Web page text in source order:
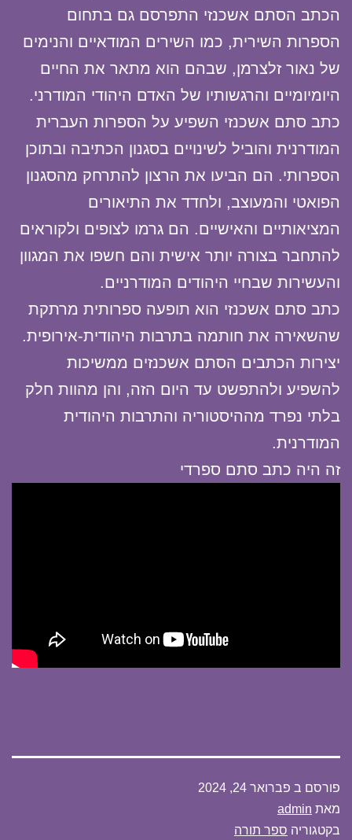
הכתב הסתם אשכנזי התפרסם גם בתחום
הספרות השירית, כמו השירים המודאיים והנימים
של נאור זלצרמן, שבהם הוא מתאר את החיים
היומיומיים והרגשותיו של האדם היהודי המודרני.
כתב סתם אשכנזי השפיע על הספרות העברית
המודרנית והוביל לשינויים בסגנון הכתיבה ובתוכן
הספרותי. הם הביעו את הרצון להתרחק מהסגנון
הפואטי והמעוצב, ולחדד את התיאורים
המציאותיים והאישיים. הם גרמו לצופים ולקוראים
להתחבר בצורה יותר אישית והם חשפו את המגוון
והעשירות שבחיי היהודים המודרניים.
כתב סתם אשכנזי הוא תופעה ספרותית מרתקת
שהשאירה את חותמה בתרבות היהודית-אירופית.
יצירות הכתבים הסתם אשכנזים ממשיכות
להשפיע ולהתפשט עד היום הזה, והן מהוות חלק
בלתי נפרד מההיסטוריה והתרבות היהודית
המודרנית.
זה היה כתב סתם ספרדי
פורסם ב פברואר 24, 2024
מאת admin
בקטגוריה ספר תורה